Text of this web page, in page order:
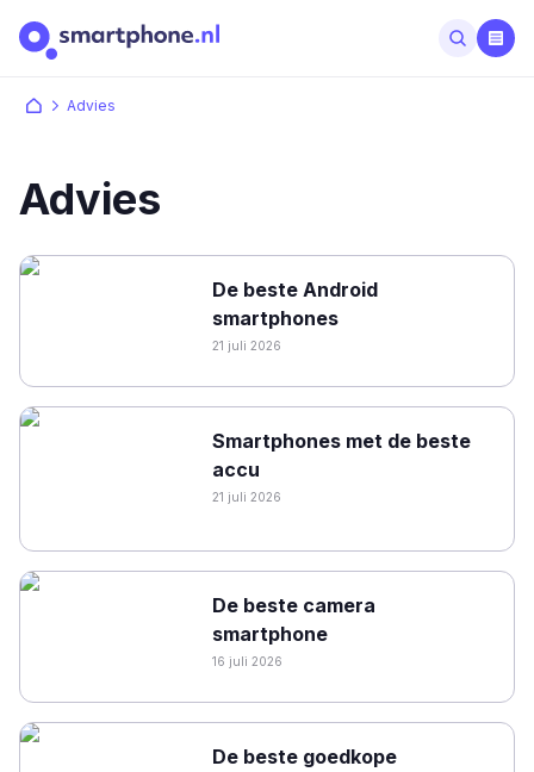
Advies
Advies
De beste Android
smartphones
21 juli 2026
Smartphones met de beste
accu
21 juli 2026
De beste camera
smartphone
16 juli 2026
De beste goedkope